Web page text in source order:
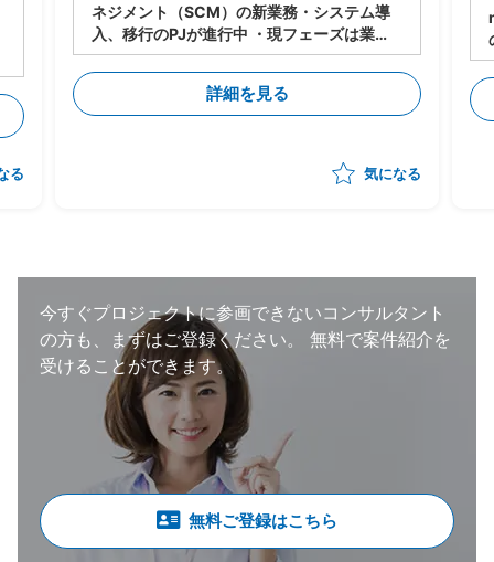
る
ネジメント（SCM）の新業務・システム導
入、移行のPJが進行中 ・現フェーズは業
務・システムの設計は進行中 ・今後各サプ
ライヤーに導入・対応してもらうにあたり、
下記のタスクの支援をいただく想定 -メー
カー⇔サプライヤーの依頼/QA事項の管理
案、決定の支援） -サプライヤー側の進捗
状況把握、報告 ・状況によっては弊社が担
働20～30％想定
詳細を見る
気になる
今すぐプロジェクトに参画できないコンサルタント
の方も、まずはご登録ください。
無料で案件紹介を
受けることができます。
無料ご登録はこちら